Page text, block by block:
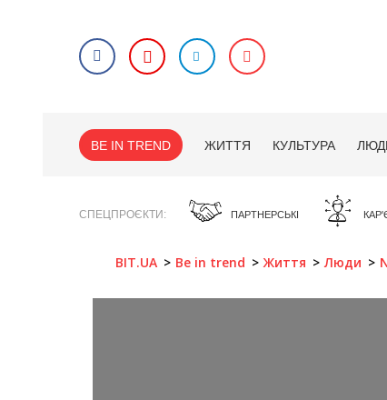
BE IN TREND ЖИТТЯ КУЛЬТУРА
СПЕЦПРОЄКТИ ПАРТНЕРСЬКІ
BIT.UA Be in trend Життя Люди